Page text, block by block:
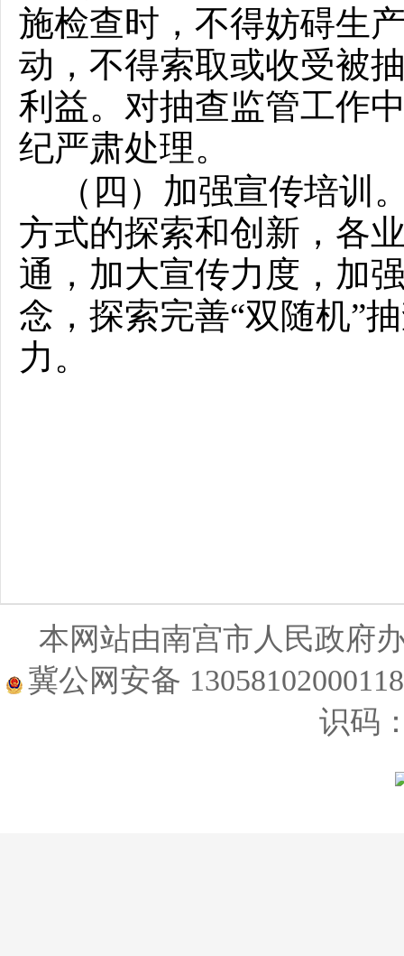
施检查时，不得妨碍生
动，不得索取或收受被
利益。对抽查监管工作
纪严肃处理。
（四）加强宣传培训
方式的探索和创新，各
通，加大宣传力度，加
念，探索完善“双随机”
力。
本网站由南宫市人民政
冀公网安备
识码